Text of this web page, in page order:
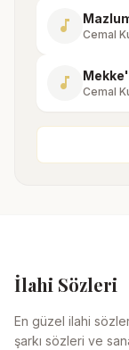
music_note Cemal
music_note Cemal
İlahi Sözleri
En güzel ilahi
şarkı sözleri ve